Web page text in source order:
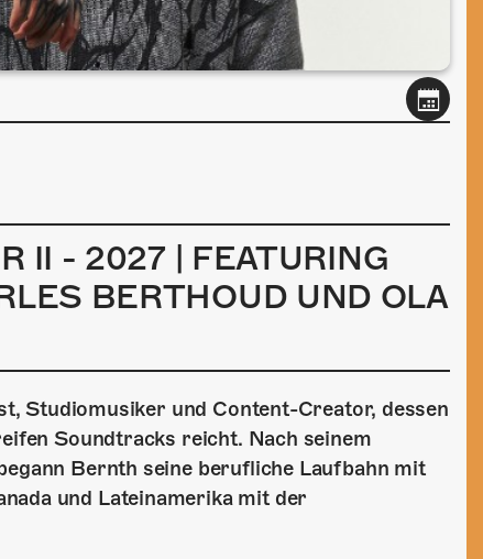
II - 2027 | FEATURING
BERTHOUD UND OLA
Studiomusiker und Content-Creator, dessen
Soundtracks reicht. Nach seinem
Bernth seine berufliche Laufbahn mit
und Lateinamerika mit der